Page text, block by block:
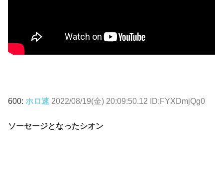
600: ホロ速 2022/08/19(金) 20:09:50.12 ID:FYXDmjQg0
ソーセージとなったシオン